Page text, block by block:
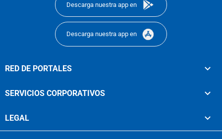
Descarga nuestra app en
Descarga nuestra app en
RED DE PORTALES
SERVICIOS CORPORATIVOS
LEGAL